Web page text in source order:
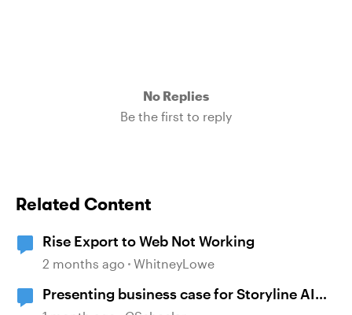
No Replies
Be the first to reply
Related Content
Rise Export to Web Not Working
2 months ago WhitneyLowe
Presenting business case for Storyline AI